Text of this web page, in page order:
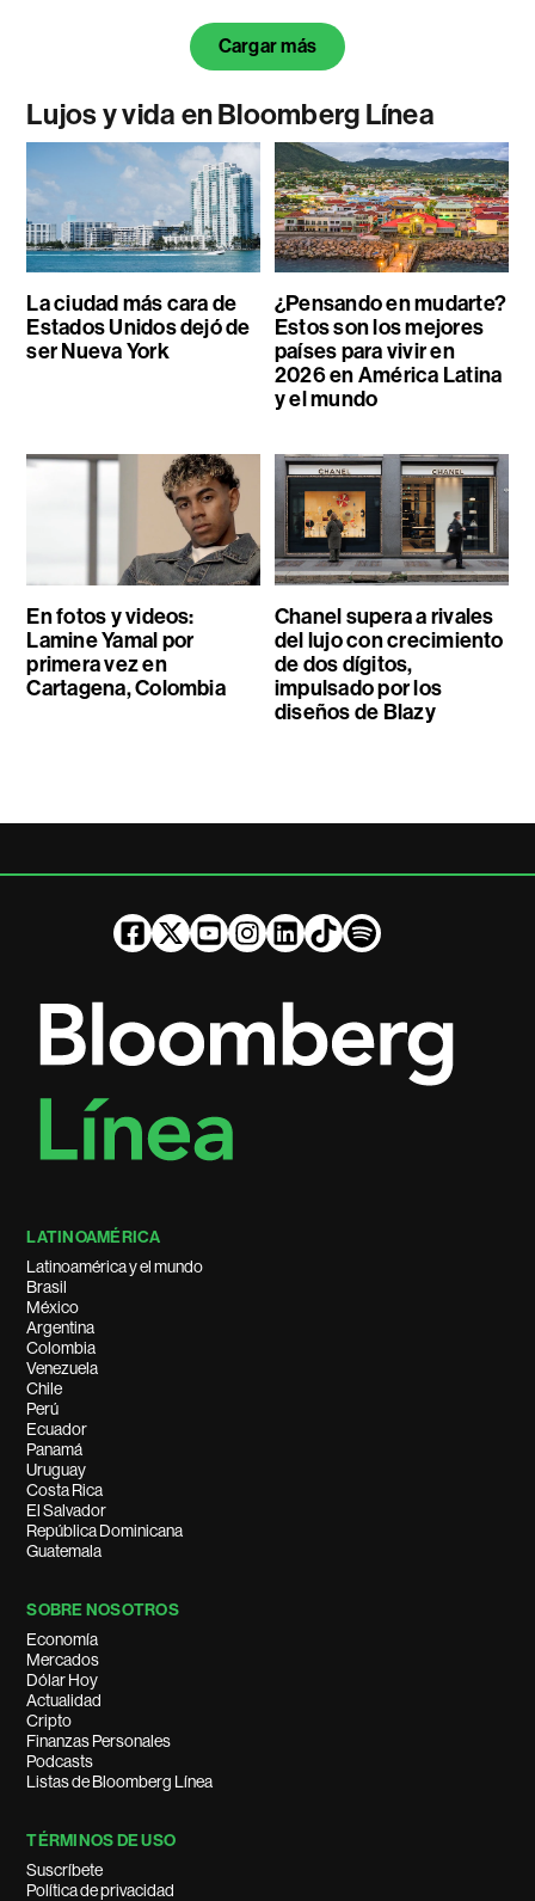
Cargar más
Lujos y vida en Bloomberg Línea
La ciudad más cara de
Estados Unidos dejó de
ser Nueva York
¿Pensando en mudarte?
Estos son los mejores
países para vivir en
2026 en América Latina
y el mundo
En fotos y videos:
Lamine Yamal por
primera vez en
Cartagena, Colombia
Chanel supera a rivales
del lujo con crecimiento
de dos dígitos,
impulsado por los
diseños de Blazy
LATINOAMÉRICA
Latinoamérica y el mundo
Brasil
México
Argentina
Colombia
Venezuela
Chile
Perú
Ecuador
Panamá
Uruguay
Costa Rica
El Salvador
República Dominicana
Guatemala
SOBRE NOSOTROS
Economía
Mercados
Dólar Hoy
Actualidad
Cripto
Finanzas Personales
Podcasts
Listas de Bloomberg Línea
TÉRMINOS DE USO
Suscríbete
Política de privacidad